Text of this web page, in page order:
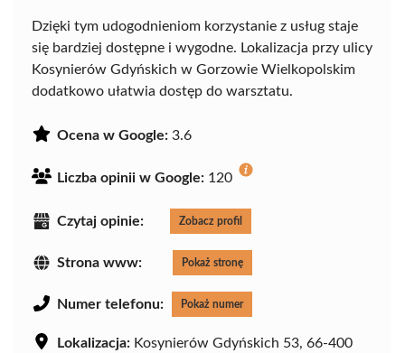
Dzięki tym udogodnieniom korzystanie z usług staje
się bardziej dostępne i wygodne. Lokalizacja przy ulicy
Kosynierów Gdyńskich w Gorzowie Wielkopolskim
dodatkowo ułatwia dostęp do warsztatu.
Ocena w Google: 3.6
Liczba opinii w Google: 120
Czytaj opinie: Zobacz profil
Strona www: Pokaż stronę
Numer telefonu: Pokaż numer
Lokalizacja: Kosynierów Gdyńskich 53, 66-400